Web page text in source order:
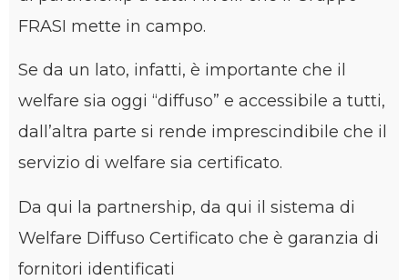
FRASI mette in campo.
Se da un lato, infatti, è importante che il
welfare sia oggi “diffuso” e accessibile a tutti,
dall’altra parte si rende imprescindibile che il
servizio di welfare sia certificato.
Da qui la partnership, da qui il sistema di
Welfare Diffuso Certificato che è garanzia di
fornitori identificati